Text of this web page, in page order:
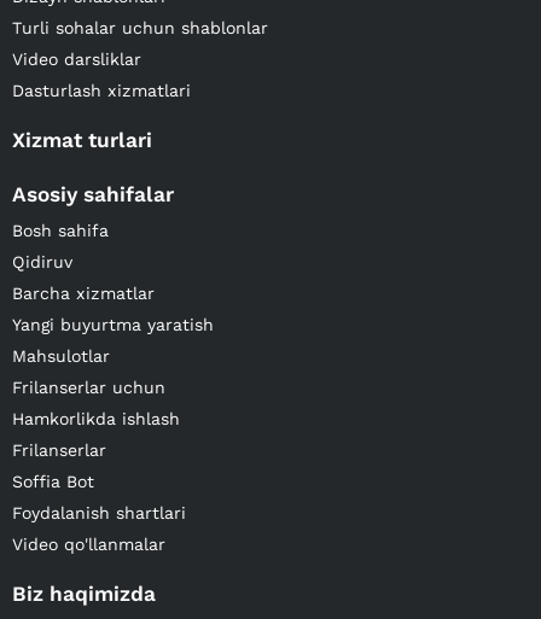
Turli sohalar uchun shablonlar
Video darsliklar
Dasturlash xizmatlari
Xizmat turlari
Asosiy sahifalar
Bosh sahifa
Qidiruv
Barcha xizmatlar
Yangi buyurtma yaratish
Mahsulotlar
Frilanserlar uchun
Hamkorlikda ishlash
Frilanserlar
Soffia Bot
Foydalanish shartlari
Video qo'llanmalar
Biz haqimizda